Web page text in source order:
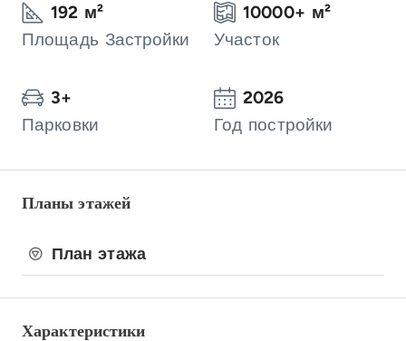
192 м²
Площадь Застройки
10000+ м²
Участок
3+
Парковки
2026
Год постройки
Планы этажей
План этажа
Характеристики